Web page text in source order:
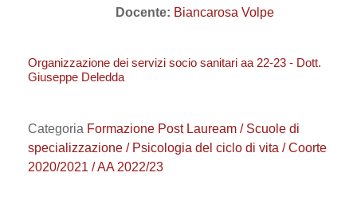
Docente: Biancarosa Volpe
Organizzazione dei servizi socio sanitari aa 22-23 - Dott.
Giuseppe Deledda
Categoria Formazione Post Lauream / Scuole di
specializzazione / Psicologia del ciclo di vita / Coorte
2020/2021 / AA 2022/23